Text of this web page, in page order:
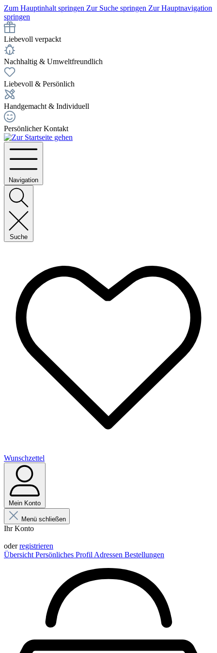
Zum Hauptinhalt springen Zur Suche springen Zur Hauptnavigation
springen
Liebevoll verpackt
Nachhaltig & Umweltfreundlich
Liebevoll & Persönlich
Handgemacht & Individuell
Persönlicher Kontakt
Navigation
Suche
Wunschzettel
Mein Konto
Menü schließen
Ihr Konto
oderregistrieren
Übersicht Persönliches Profil Adressen Bestellungen